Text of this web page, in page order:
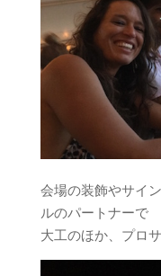
会場の装飾やサイ
ルのパートナーで
大工のほか、プロ